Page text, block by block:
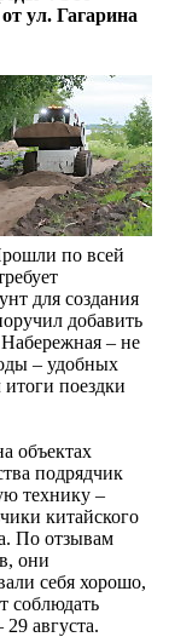
ул. Гагарина
по всей
для создания
добавить
– не
– удобных
поездки
объектах
подрядчик
технику –
китайского
По отзывам
они
себя хорошо,
соблюдать
августа.